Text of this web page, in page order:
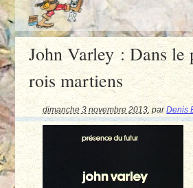
John Varley : Dans le
rois martiens
dimanche 3 novembre 2013,parDenis